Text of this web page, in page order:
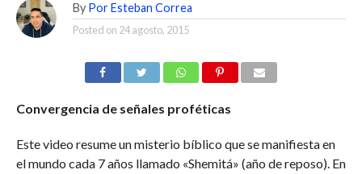
By Por Esteban Correa
Posted on 24 agosto, 2015
Convergencia de señales proféticas
Este video resume un misterio bíblico que se manifiesta en
el mundo cada 7 años llamado «Shemitá» (año de reposo). En